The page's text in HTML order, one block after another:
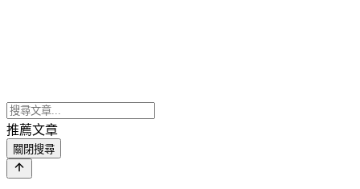
推薦文章
關閉搜尋